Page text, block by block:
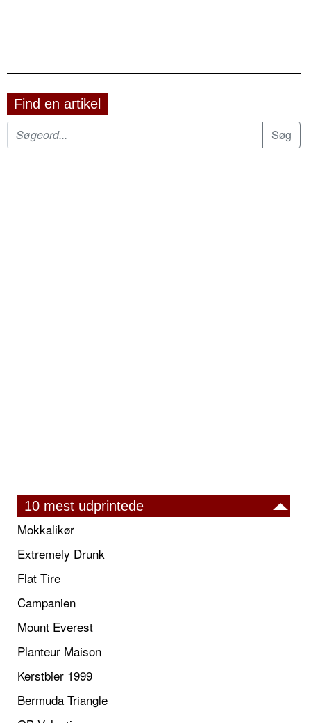
Find en artikel
10 mest udprintede
Mokkalikør
Extremely Drunk
Flat Tire
Campanien
Mount Everest
Planteur Maison
Kerstbier 1999
Bermuda Triangle